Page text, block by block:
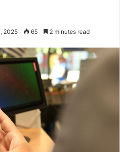
2025 65 2 minutes read